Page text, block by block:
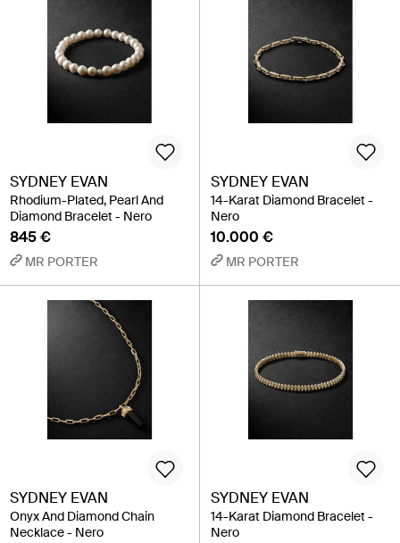
SYDNEY EVAN
Rhodium-Plated, Pearl And
Diamond Bracelet - Nero
845 €
MR PORTER
SYDNEY EVAN
14-Karat Diamond Bracelet -
Nero
10.000 €
MR PORTER
SYDNEY EVAN
Onyx And Diamond Chain
Necklace - Nero
SYDNEY EVAN
14-Karat Diamond Bracelet -
Nero